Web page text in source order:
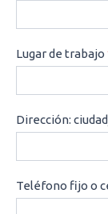
Lugar de trabajo
Dirección:
Teléfono fijo o